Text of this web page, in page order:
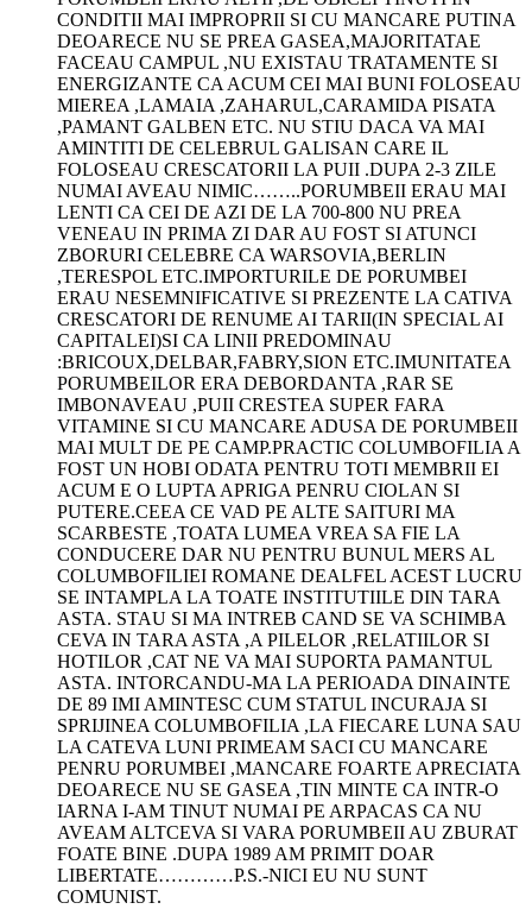
CONDITII MAI IMPROPRII SI CU MANCARE PUTINA
DEOARECE NU SE PREA GASEA,MAJORITATAE
FACEAU CAMPUL ,NU EXISTAU TRATAMENTE SI
ENERGIZANTE CA ACUM CEI MAI BUNI FOLOSEAU
MIEREA ,LAMAIA ,ZAHARUL,CARAMIDA PISATA
,PAMANT GALBEN ETC. NU STIU DACA VA MAI
AMINTITI DE CELEBRUL GALISAN CARE IL
FOLOSEAU CRESCATORII LA PUII .DUPA 2-3 ZILE
NUMAI AVEAU NIMIC……..PORUMBEII ERAU MAI
LENTI CA CEI DE AZI DE LA 700-800 NU PREA
VENEAU IN PRIMA ZI DAR AU FOST SI ATUNCI
ZBORURI CELEBRE CA WARSOVIA,BERLIN
,TERESPOL ETC.IMPORTURILE DE PORUMBEI
ERAU NESEMNIFICATIVE SI PREZENTE LA CATIVA
CRESCATORI DE RENUME AI TARII(IN SPECIAL AI
CAPITALEI)SI CA LINII PREDOMINAU
:BRICOUX,DELBAR,FABRY,SION ETC.IMUNITATEA
PORUMBEILOR ERA DEBORDANTA ,RAR SE
IMBONAVEAU ,PUII CRESTEA SUPER FARA
VITAMINE SI CU MANCARE ADUSA DE PORUMBEII
MAI MULT DE PE CAMP.PRACTIC COLUMBOFILIA A
FOST UN HOBI ODATA PENTRU TOTI MEMBRII EI
ACUM E O LUPTA APRIGA PENRU CIOLAN SI
PUTERE.CEEA CE VAD PE ALTE SAITURI MA
SCARBESTE ,TOATA LUMEA VREA SA FIE LA
CONDUCERE DAR NU PENTRU BUNUL MERS AL
COLUMBOFILIEI ROMANE DEALFEL ACEST LUCRU
SE INTAMPLA LA TOATE INSTITUTIILE DIN TARA
ASTA. STAU SI MA INTREB CAND SE VA SCHIMBA
CEVA IN TARA ASTA ,A PILELOR ,RELATIILOR SI
HOTILOR ,CAT NE VA MAI SUPORTA PAMANTUL
ASTA. INTORCANDU-MA LA PERIOADA DINAINTE
DE 89 IMI AMINTESC CUM STATUL INCURAJA SI
SPRIJINEA COLUMBOFILIA ,LA FIECARE LUNA SAU
LA CATEVA LUNI PRIMEAM SACI CU MANCARE
PENRU PORUMBEI ,MANCARE FOARTE APRECIATA
DEOARECE NU SE GASEA ,TIN MINTE CA INTR-O
IARNA I-AM TINUT NUMAI PE ARPACAS CA NU
AVEAM ALTCEVA SI VARA PORUMBEII AU ZBURAT
FOATE BINE .DUPA 1989 AM PRIMIT DOAR
LIBERTATE…………P.S.-NICI EU NU SUNT
COMUNIST.